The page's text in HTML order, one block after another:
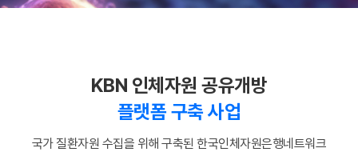
KBN 인체자원 공유개방
플랫폼 구축 사업
국가 질환자원 수집을 위해 구축된 한국인체자원은행네트워크